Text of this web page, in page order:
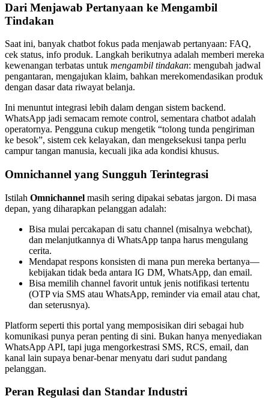
Dari Menjawab Pertanyaan ke Mengambil
Tindakan
Saat ini, banyak chatbot fokus pada menjawab pertanyaan: FAQ,
cek status, info produk. Langkah berikutnya adalah memberi mereka
kewenangan terbatas untuk mengambil tindakan: mengubah jadwal
pengantaran, mengajukan klaim, bahkan merekomendasikan produk
dengan dasar data riwayat belanja.
Ini menuntut integrasi lebih dalam dengan sistem backend.
WhatsApp jadi semacam remote control, sementara chatbot adalah
operatornya. Pengguna cukup mengetik “tolong tunda pengiriman
ke besok”, sistem cek kelayakan, dan mengeksekusi tanpa perlu
campur tangan manusia, kecuali jika ada kondisi khusus.
Omnichannel yang Sungguh Terintegrasi
Istilah Omnichannel masih sering dipakai sebatas jargon. Di masa
depan, yang diharapkan pelanggan adalah:
Bisa mulai percakapan di satu channel (misalnya webchat),
dan melanjutkannya di WhatsApp tanpa harus mengulang
cerita.
Mendapat respons konsisten di mana pun mereka bertanya—
kebijakan tidak beda antara IG DM, WhatsApp, dan email.
Bisa memilih channel favorit untuk jenis notifikasi tertentu
(OTP via SMS atau WhatsApp, reminder via email atau chat,
dan seterusnya).
Platform seperti this portal yang memposisikan diri sebagai hub
komunikasi punya peran penting di sini. Bukan hanya menyediakan
WhatsApp API, tapi juga mengorkestrasi SMS, RCS, email, dan
kanal lain supaya benar-benar menyatu dari sudut pandang
pelanggan.
Peran Regulasi dan Standar Industri